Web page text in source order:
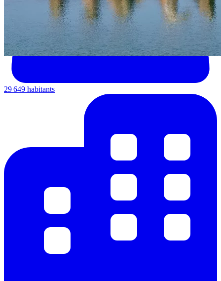
29 649 habitants